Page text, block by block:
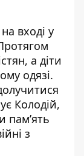
вході у
а діти
одязі.
Колодій,
пам’ять
з